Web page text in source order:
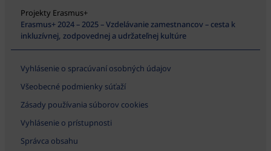
Projekty Erasmus+
Erasmus+ 2024 – 2025 – Vzdelávanie zamestnancov – cesta k
inkluzívnej, zodpovednej a udržateľnej kultúre
Vyhlásenie o spracúvaní osobných údajov
Všeobecné podmienky súťaží
Zásady používania súborov cookies
Vyhlásenie o prístupnosti
Správca obsahu